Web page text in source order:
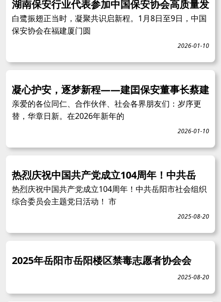
湖南保安行业代表参加中国保安协会高质量发
白鹭振翅正当时，凝聚共识启新程。1月8日至9日，中国
保安协会在福建厦门圆
2026-01-10
凝心护安，逐梦新程——建囯保安董事长蔡建
亲爱的各位同仁、合作伙伴、社会各界朋友们：岁序更
替，华章日新。在2026年新年的
2026-01-10
热烈庆祝中国共产党成立104周年！中共岳
热烈庆祝中国共产党成立104周年！中共岳阳市社会组织
综合委员会主题党日活动！ 市
2025-08-20
2025年岳阳市岳阳楼区禁毒志愿者协会会
2025-08-20